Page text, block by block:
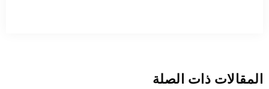
المقالات ذات الصلة